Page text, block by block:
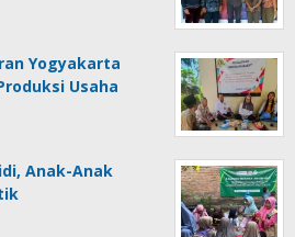
Yogyakarta
Usaha
Anak-Anak